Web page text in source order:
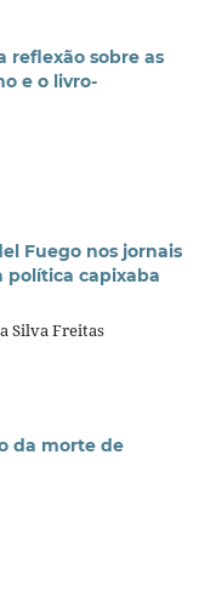
reflexão sobre as
e o livro-
Fuego nos jornais
política capixaba
Silva Freitas
da morte de